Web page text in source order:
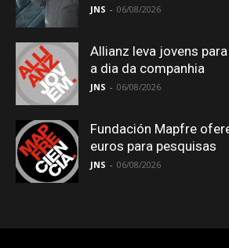
JNS - 06/08/2026
Allianz leva jovens
a dia da companhia
JNS - 06/08/2026
Fundación Mapfre
euros para pesquisas
JNS - 06/08/2026